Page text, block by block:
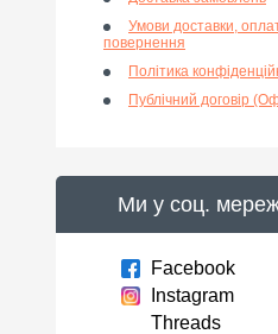
Умови доставки,
повернення
Політика
Публічний договір
Ми у соц.
Facebook
Instagram
Threads